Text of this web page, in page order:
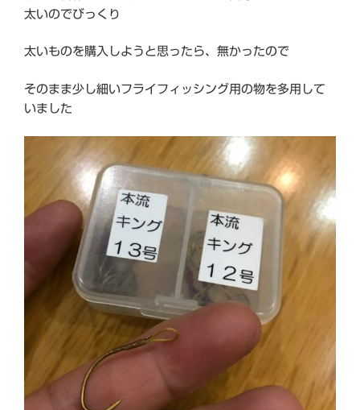
太いのでびっくり
太いものを購入しようと思ったら、無かったので
そのまま少し細いフライフィッシング用の物を多用して
いました